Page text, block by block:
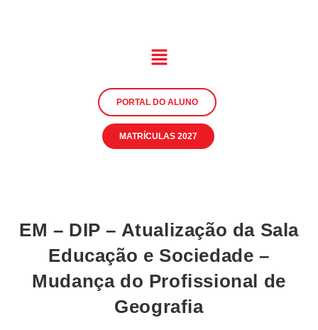
PORTAL DO ALUNO
MATRÍCULAS 2027
EM – DIP – Atualização da Sala
Educação e Sociedade –
Mudança do Profissional de
Geografia